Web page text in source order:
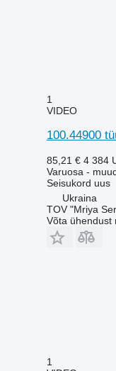
1
VIDEO
100.44900
85,21 € 4 384
Varuosa -
Seisukord uus
Ukraina
TOV "Mriya
Võta ühendust
1